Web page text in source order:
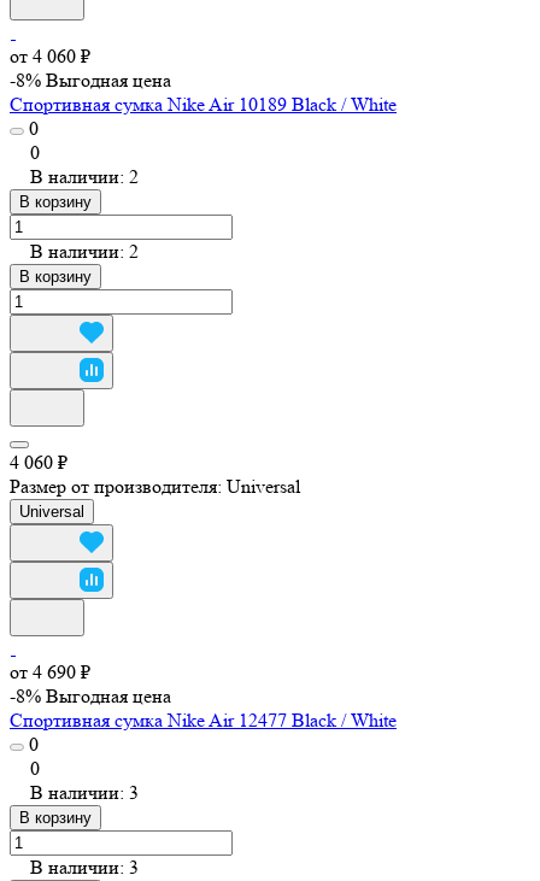
от 4 060 ₽
-8% Выгодная цена
Спортивная сумка Nike Air 10189 Black / White
0
0
В наличии: 2
В корзину
В наличии: 2
В корзину
4 060 ₽
Размер от производителя: Universal
Universal
от 4 690 ₽
-8% Выгодная цена
Спортивная сумка Nike Air 12477 Black / White
0
0
В наличии: 3
В корзину
В наличии: 3